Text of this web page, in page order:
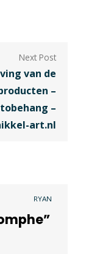
van de
–
–
art.nl
RYAN